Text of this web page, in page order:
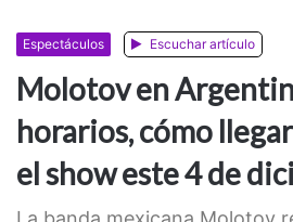
Espectáculos Escuchar artículo
Molotov en
horarios, cómo
el show este 4 de